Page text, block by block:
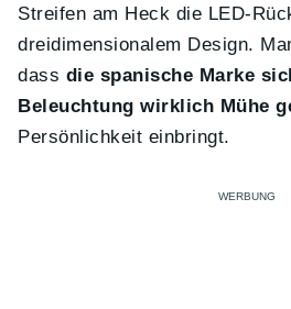
Streifen am Heck die LED-
dreidimensionalem Design.
dass die spanische Marke
Beleuchtung wirklich Mühe
Persönlichkeit einbringt.